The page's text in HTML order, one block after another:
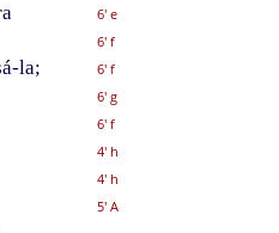
6' e
6' f
la;
6' f
6' g
6' f
4' h
4' h
5' A